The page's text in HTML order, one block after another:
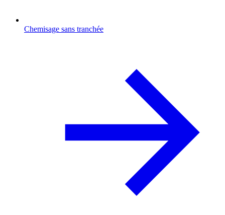
Chemisage sans tranchée